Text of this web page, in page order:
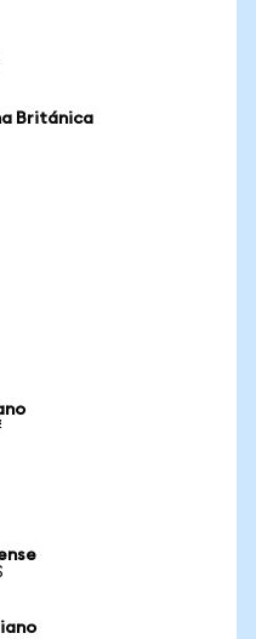
Británica